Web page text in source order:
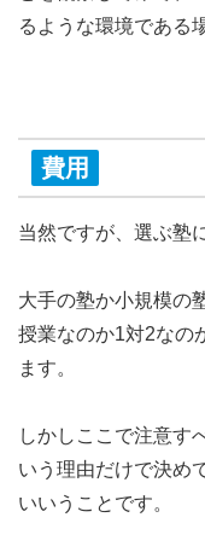
るような環境である
費用
当然ですが、選ぶ塾
大手の塾か小規模の
授業なのか1対2なの
ます。
しかしここで注意す
いう理由だけで決め
いいうことです。